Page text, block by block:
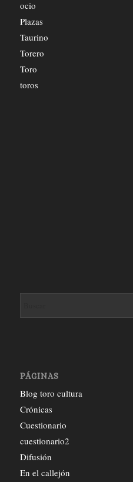
ocio
Plazas
Taurino
Torero
Toro
toros
PÁGINAS
Blog toro cultura
Crónicas
Cuestionario
cuestionario2
Difusión
En el callejón